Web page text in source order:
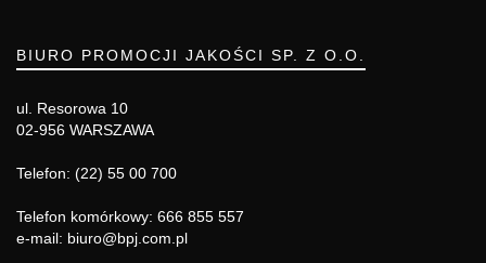
BIURO PROMOCJI JAKOŚCI SP. Z O.O.
ul. Resorowa 10
02-956 WARSZAWA
Telefon: (22) 55 00 700
Telefon komórkowy: 666 855 557
e-mail: biuro@bpj.com.pl